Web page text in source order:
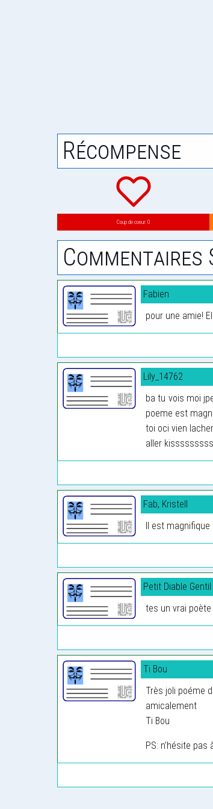
Récompense
Coup de coeur: 0
Commentaires
Fabien
pour une amie!
Lily_14762
ba tu vois moi
poeme est
toi oci vien
aller
Fab, Kristell
Il est magnifique
Petit Diable Gentil
tes un vrai
Ti Bou
Très joli poéme
amicalement
Ti Bou
PS: n’hésite